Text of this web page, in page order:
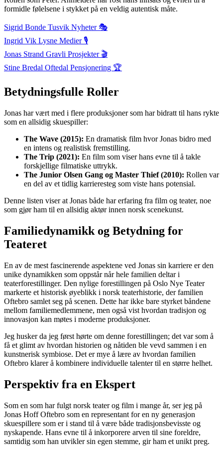
formidle følelsene i stykket på en veldig autentisk måte.
Sigrid Bonde Tusvik Nyheter 🎭
Ingrid Vik Lysne Medier 🎙
Jonas Strand Gravli Prosjekter 🎬
Stine Bredal Oftedal Pensjonering 🏆
Betydningsfulle Roller
Jonas har vært med i flere produksjoner som har bidratt til hans rykte
som en allsidig skuespiller:
The Wave (2015): En dramatisk film hvor Jonas bidro med
en intens og realistisk fremstilling.
The Trip (2021): En film som viser hans evne til å takle
forskjellige filmatiske uttrykk.
The Junior Olsen Gang og Master Thief (2010): Rollen var
en del av et tidlig karrieresteg som viste hans potensial.
Denne listen viser at Jonas både har erfaring fra film og teater, noe
som gjør ham til en allsidig aktør innen norsk scenekunst.
Familiedynamikk og Betydning for
Teateret
En av de mest fascinerende aspektene ved Jonas sin karriere er den
unike dynamikken som oppstår når hele familien deltar i
teaterforestillinger. Den nylige forestillingen på Oslo Nye Teater
markerte et historisk øyeblikk i norsk teaterhistorie, der familien
Oftebro samlet seg på scenen. Dette har ikke bare styrket båndene
mellom familiemedlemmene, men også vist hvordan tradisjon og
innovasjon kan møtes i moderne produksjoner.
Jeg husker da jeg først hørte om denne forestillingen; det var som å
få et glimt av hvordan historien og nåtiden ble vevd sammen i en
kunstnerisk symbiose. Det er mye å lære av hvordan familien
Oftebro klarer å kombinere individuelle talenter til en større helhet.
Perspektiv fra en Ekspert
Som en som har fulgt norsk teater og film i mange år, ser jeg på
Jonas Hoff Oftebro som en representant for en ny generasjon
skuespillere som er i stand til å være både tradisjonsbevisste og
nyskapende. Hans evne til å inkorporere arven til sine foreldre,
samtidig som han utvikler sin egen stemme, gir ham et unikt preg.